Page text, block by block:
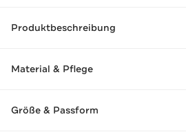
Produktbeschreibung
Material & Pflege
Größe & Passform